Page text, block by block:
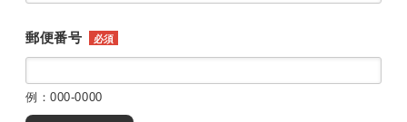
郵便番号 必須
例：000-0000